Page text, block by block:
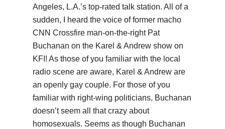
Angeles, L.A.’s top-rated talk station. All of a
sudden, I heard the voice of former macho
CNN Crossfire man-on-the-right Pat
Buchanan on the Karel & Andrew show on
KFI! As those of you familiar with the local
radio scene are aware, Karel & Andrew are
an openly gay couple. For those of you
familiar with right-wing politicians, Buchanan
doesn’t seem all that crazy about
homosexuals. Seems as though Buchanan